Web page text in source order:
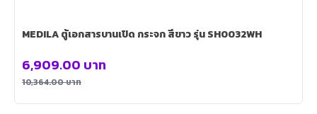
MEDILA ตู้เอกสารบานเปิด กระจก สีขาว รุ่น SH0032WH
10,364.00บาท
6,909.00 บาท